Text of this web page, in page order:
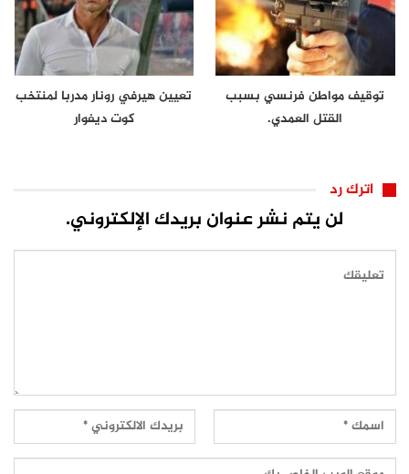
توقيف مواطن فرنسي بسبب
القتل العمدي.
تعيين هيرفي رونار مدربا لمنتخب
كوت ديفوار
اترك رد
لن يتم نشر عنوان بريدك الإلكتروني.